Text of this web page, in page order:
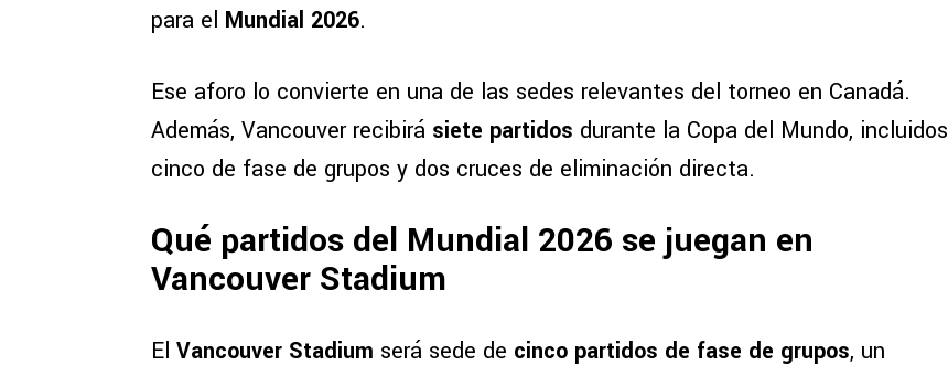
para el Mundial 2026.
Ese aforo lo convierte en una de las sedes relevantes del torneo en Canadá.
Además, Vancouver recibirá siete partidos durante la Copa del Mundo, incluidos
cinco de fase de grupos y dos cruces de eliminación directa.
Qué partidos del Mundial 2026 se juegan en
Vancouver Stadium
El Vancouver Stadium será sede de cinco partidos de fase de grupos, un